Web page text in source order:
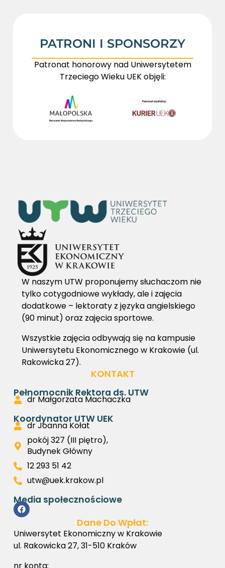
PATRONI I SPONSORZY
Patronat honorowy nad Uniwersytetem
Trzeciego Wieku UEK objęli:
W naszym UTW proponujemy słuchaczom nie
tylko cotygodniowe wykłady, ale i zajęcia
dodatkowe – lektoraty z języka angielskiego
(90 minut) oraz zajęcia sportowe.
Wszystkie zajęcia odbywają się na kampusie
Uniwersytetu Ekonomicznego w Krakowie (ul.
Rakowicka 27).
KONTAKT
Pełnomocnik Rektora ds. UTW
dr Małgorzata Machaczka
Koordynator UTW UEK
dr Joanna Kołat
pokój 327 (III piętro),
Budynek Główny
12 293 51 42
utw@uek.krakow.pl
Media społecznościowe
Dane Do Wpłat:
Uniwersytet Ekonomiczny w Krakowie
ul. Rakowicka 27, 31-510 Kraków